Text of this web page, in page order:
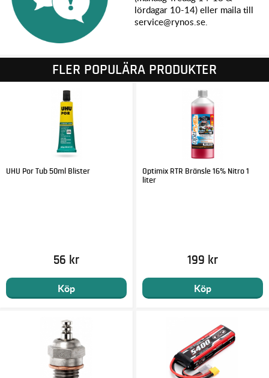
lördagar 10-14) eller maila till
service@rynos.se.
FLER POPULÄRA PRODUKTER
UHU Por Tub 50ml Blister
56 kr
Köp
Optimix RTR Bränsle 16% Nitro 1
liter
199 kr
Köp